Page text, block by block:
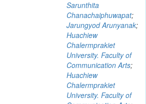
Sarunthita
Chanachaiphuwapat;
Jarungyod Arunyanak;
Huachiew
Chalermprakiet
University. Faculty of
Communication Arts;
Huachiew
Chalermprakiet
University. Faculty of